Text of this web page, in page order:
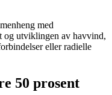
med
og utviklingen av havvind,
eller radielle
50 prosent